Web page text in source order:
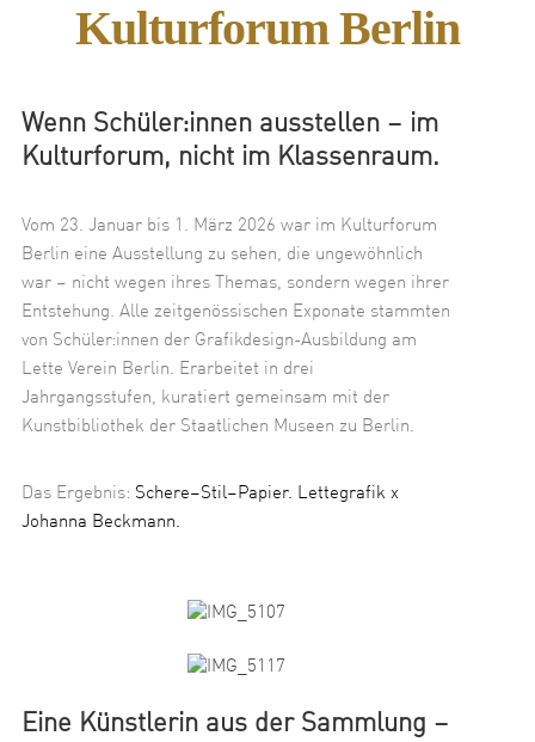
Kulturforum Berlin
Wenn Schüler:innen ausstellen – im
Kulturforum, nicht im Klassenraum.
Vom 23. Januar bis 1. März 2026 war im Kulturforum
Berlin eine Ausstellung zu sehen, die ungewöhnlich
war – nicht wegen ihres Themas, sondern wegen ihrer
Entstehung. Alle zeitgenössischen Exponate stammten
von Schüler:innen der Grafikdesign-Ausbildung am
Lette Verein Berlin. Erarbeitet in drei
Jahrgangsstufen, kuratiert gemeinsam mit der
Kunstbibliothek der Staatlichen Museen zu Berlin.
Das Ergebnis: Schere–Stil–Papier. Lettegrafik x
Johanna Beckmann.
Eine Künstlerin aus der Sammlung –